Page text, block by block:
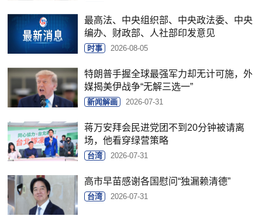
最高法、中央组织部、中央政法委、中央
编办、财政部、人社部印发意见
时事 2026-08-05
特朗普手握全球最强军力却无计可施，外
媒揭美伊战争“无解三选一”
新闻解画 2026-07-31
蒋万安拜会民进党团不到20分钟被请离
场，他看穿绿营策略
台湾 2026-07-31
高市早苗感谢各国慰问“独漏赖清德”
台湾 2026-07-31